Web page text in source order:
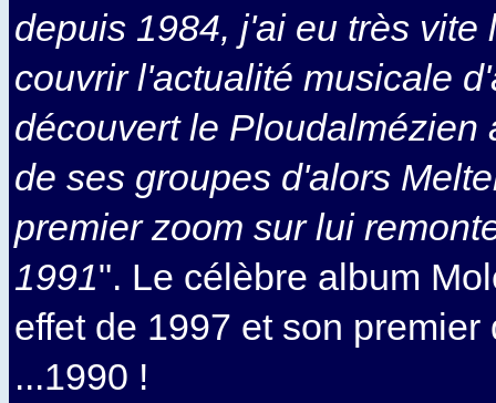
depuis 1984, j'ai eu très vite
couvrir l'actualité musicale
découvert le Ploudalmézien
de ses groupes d'alors
premier zoom sur lui
1991". Le célèbre album
effet de 1997 et son premier
...1990 !